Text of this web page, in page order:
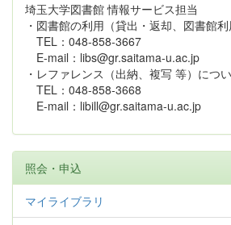
埼玉大学図書館 情報サービス担当
・図書館の利用（貸出・返却、図書館
TEL：048-858-3667
E-mail：libs@gr.saitama-u.ac.jp
・レファレンス（出納、複写 等）につ
TEL：048-858-3668
E-mail：libill@gr.saitama-u.ac.jp
照会・申込
マイライブラリ